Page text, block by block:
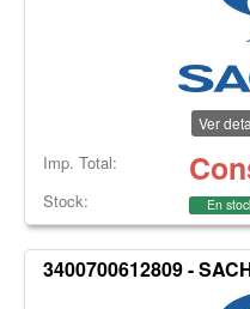
Ver
Imp. Total:
Stock: En
3400700612809 -